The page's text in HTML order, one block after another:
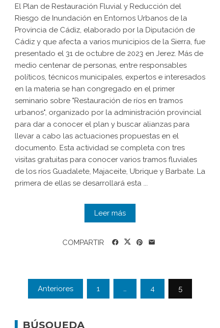
El Plan de Restauración Fluvial y Reducción del
Riesgo de Inundación en Entornos Urbanos de la
Provincia de Cádiz, elaborado por la Diputación de
Cádiz y que afecta a varios municipios de la Sierra, fue
presentado el 31 de octubre de 2023 en Jerez. Más de
medio centenar de personas, entre responsables
políticos, técnicos municipales, expertos e interesados
en la materia se han congregado en el primer
seminario sobre "Restauración de ríos en tramos
urbanos", organizado por la administración provincial
para dar a conocer el plan y buscar alianzas para
llevar a cabo las actuaciones propuestas en el
documento. Esta actividad se completa con tres
visitas gratuitas para conocer varios tramos fluviales
de los ríos Guadalete, Majaceite, Ubrique y Barbate. La
primera de ellas se desarrollará esta ...
Leer más
COMPARTIR
Anteriores 1 … 4 5
BÚSQUEDA